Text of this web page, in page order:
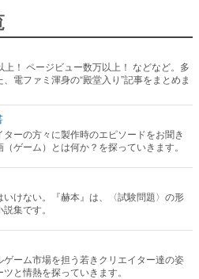
上！ ページビュー数万以上！ などなど。多
電ファミ渾身の“殿堂入り”記事をまとめま
ーの方々に製作時のエピソードをお聞き
ゲーム）とは何か？を探っていきます。
いけない。『赫本』は、〈試験問題〉の形
集です。
ゲーム市場を担う若きクリエイター達の姿
と情熱を探っていきます。